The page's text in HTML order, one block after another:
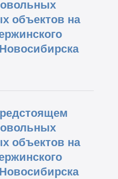
объектов на
объектов на